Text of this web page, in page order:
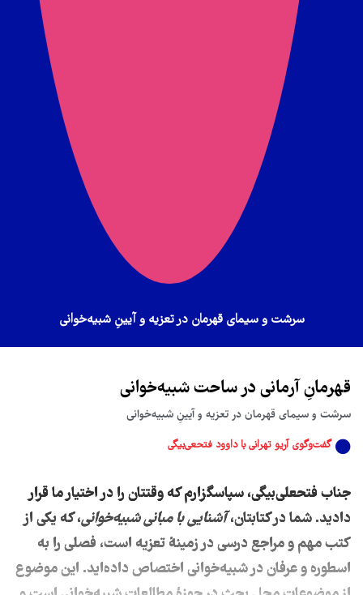
سرشت و سیمای قهرمان در تعزیه و آیینِ شبیه‌خوانی
قهرمانِ آرمانی در ساحت شبیه‌خوانی
سرشت و سیمای قهرمان در تعزیه و آیینِ شبیه‌خوانی
گفت‌وگوی آریو تهرانی با داوود فتحعی‌بیگی
جناب فتحعلی‌بیگی، سپاسگزارم که وقتتان را در اختیار ما قرار
دادید. شما در کتابتان،آشنایی با مبانی شبیه‌خوانی، که یکی از
کتب مهم و مراجع درسی در زمینهٔ تعزیه است، فصلی را به
اسطوره و عرفان در شبیه‌خوانی اختصاص داده‌اید. این موضوع